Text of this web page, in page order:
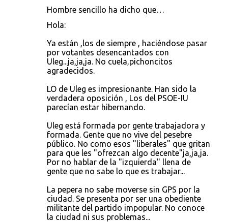
Hombre sencillo ha dicho que…
Hola:
Ya están ,los de siempre , haciéndose pasar
por votantes desencantados con
Uleg...ja,ja,ja. No cuela,pichoncitos
agradecidos.
LO de Uleg es impresionante. Han sido la
verdadera oposición , Los del PSOE-IU
parecían estar hibernando.
Uleg está formada por gente trabajadora y
formada. Gente que no vive del pesebre
público. No como esos "liberales" que gritan
para que les "ofrezcan algo decente"ja,ja,ja.
Por no hablar de la "izquierda" llena de
gente que no sabe lo que es trabajar...
La pepera no sabe moverse sin GPS por la
ciudad. Se presenta por ser una obediente
militante del partido impopular. No conoce
la ciudad ni sus problemas...